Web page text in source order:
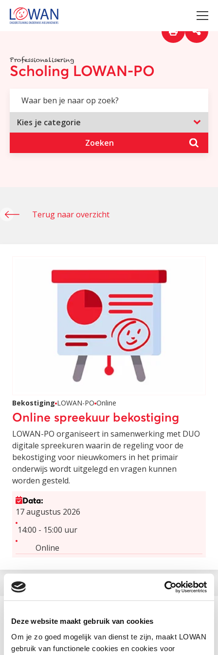
Deze website maakt gebruik van cookies
Om je zo goed mogelijk van dienst te zijn, maakt LOWAN
gebruik van functionele cookies en cookies voor
Professionalisering
Scholing LOWAN-PO
Zoeken
Terug naar overzicht
Bekostiging LOWAN-PO Online
Online spreekuur bekostiging
LOWAN-PO organiseert in samenwerking met DUO
digitale spreekuren waarin de regeling voor de
bekostiging voor nieuwkomers in het primair
onderwijs wordt uitgelegd en vragen kunnen
worden gesteld.
Data:
17 augustus 2026
14:00 - 15:00 uur
Online
Aanbieder
LOWAN-PO
Categorie